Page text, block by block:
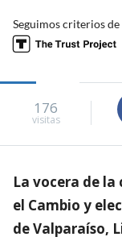
Seguimos criterios de
176
visitas
La vocera de
el Cambio y
de Valparaíso,